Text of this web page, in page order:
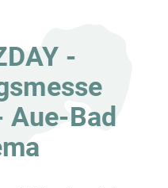
-
Aue-Bad